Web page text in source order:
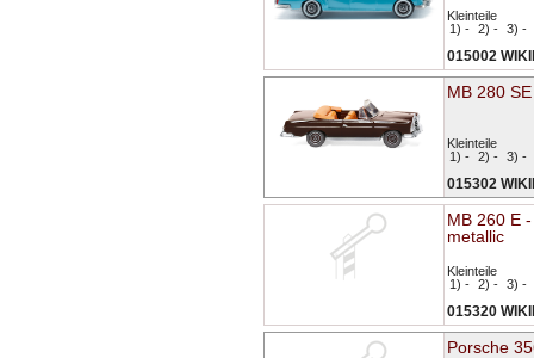
Kleinteile
1) - 2) - 3) -
015002
MB 280
Kleinteile
1) - 2) - 3) -
015302
MB 260 E
metallic
Kleinteile
1) - 2) - 3) -
015320
Porsche